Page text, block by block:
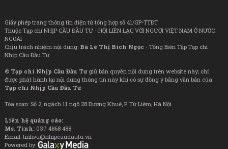
Giấy phép trang thông tin điện tử tổng hợp số 41/GP-TTĐT
Thuộc Tạp chí NHỊP CẦU ĐẦU TƯ - HỘI LIÊN LẠC VỚI NGƯỜI VIỆT NAM Ở NƯỚC
NGOÀI
Chịu trách nhiệm nội dung: Bà Lê Thị Bích Ngọc - Tổng Biên Tập Tạp chí
Nhịp Cầu Đầu Tư
© Tạp chí Nhịp Cầu Đầu Tưgiữ bản quyền nội dung trên website này; chỉ
được phát hành lại nội dung thông tin này khi có sự đồng ý bằng văn bản của
Tạp chí Nhịp Cầu Đầu Tư
Tòa soạn: Số 2, ngách 11 ngõ 28 Dương Khuê, P. Từ Liêm, Hà Nội
Liên hệ quảng cáo:
Ms. Tình: 037 4868 488
Email: tinhvu@nhipcaudautu.vn
Powered by: